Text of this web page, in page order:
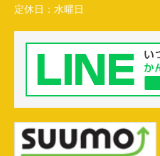
定休日： 水曜日